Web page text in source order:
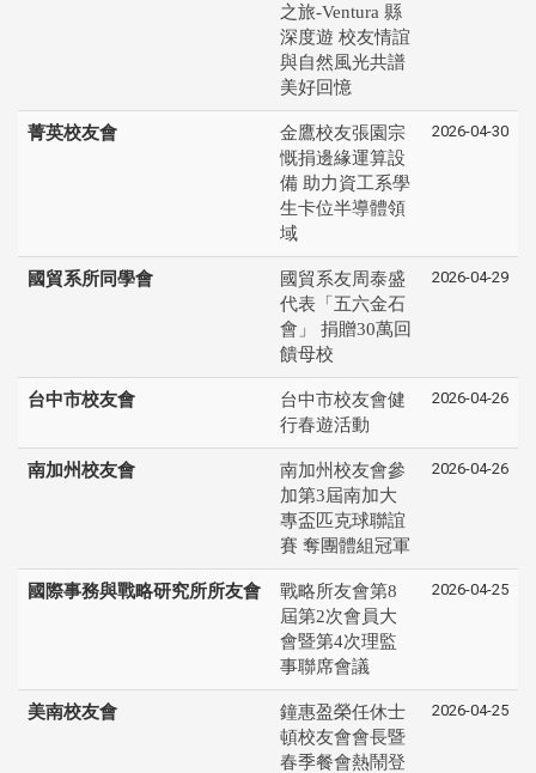
之旅-Ventura 縣
深度遊 校友情誼
與自然風光共譜
美好回憶
菁英校友會
金鷹校友張園宗
慨捐邊緣運算設
備 助力資工系學
生卡位半導體領
域
2026-04-30
國貿系所同學會
國貿系友周泰盛
代表「五六金石
會」 捐贈30萬回
饋母校
2026-04-29
台中市校友會
台中市校友會健
行春遊活動
2026-04-26
南加州校友會
南加州校友會參
加第3屆南加大
專盃匹克球聯誼
賽 奪團體組冠軍
2026-04-26
國際事務與戰略研究所所友會
戰略所友會第8
屆第2次會員大
會暨第4次理監
事聯席會議
2026-04-25
美南校友會
鐘惠盈榮任休士
頓校友會會長暨
春季餐會熱鬧登
2026-04-25